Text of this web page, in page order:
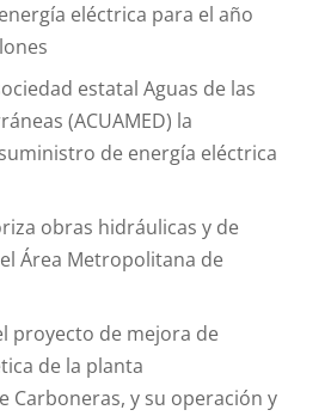
eléctrica para el año
estatal Aguas de las
(ACUAMED) la
de energía eléctrica
obras hidráulicas y de
Área Metropolitana de
proyecto de mejora de
de la planta
Carboneras, y su operación y